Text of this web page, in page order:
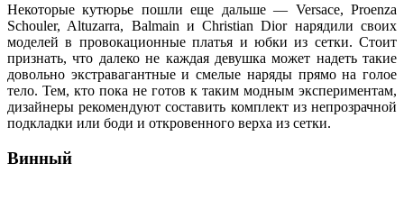
Некоторые кутюрье пошли еще дальше — Versace, Proenza
Schouler, Altuzarra, Balmain и Christian Dior нарядили своих
моделей в провокационные платья и юбки из сетки. Стоит
признать, что далеко не каждая девушка может надеть такие
довольно экстравагантные и смелые наряды прямо на голое
тело. Тем, кто пока не готов к таким модным экспериментам,
дизайнеры рекомендуют составить комплект из непрозрачной
подкладки или боди и откровенного верха из сетки.
Винный